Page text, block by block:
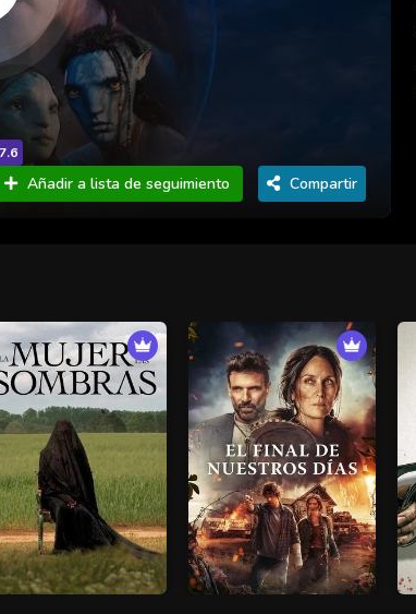
7.6
Añadir a lista de seguimiento Compartir